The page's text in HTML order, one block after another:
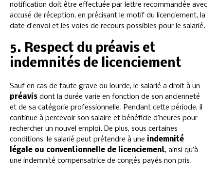
notification doit être effectuée par lettre recommandée avec
accusé de réception, en précisant le motif du licenciement, la
date d’envoi et les voies de recours possibles pour le salarié.
5. Respect du préavis et
indemnités de licenciement
Sauf en cas de faute grave ou lourde, le salarié a droit à un
préavis dont la durée varie en fonction de son ancienneté
et de sa catégorie professionnelle. Pendant cette période, il
continue à percevoir son salaire et bénéficie d’heures pour
rechercher un nouvel emploi. De plus, sous certaines
conditions, le salarié peut prétendre à une indemnité
légale ou conventionnelle de licenciement, ainsi qu’à
une indemnité compensatrice de congés payés non pris.